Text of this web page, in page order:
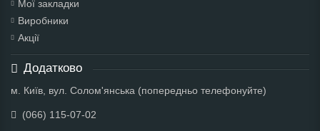
Мої закладки
Виробники
Акції
Додатково
м. Київ, вул. Солом'янська (попередньо телефонуйте)
(066) 115-07-02